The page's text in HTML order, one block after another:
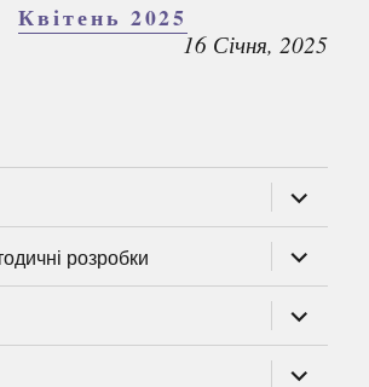
Квітень 2025
16 Січня, 2025
підменю
розробки
підменю
підменю